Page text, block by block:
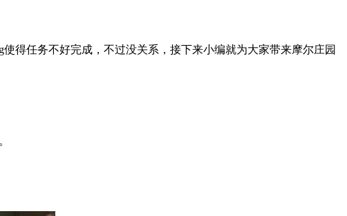
得任务不好完成，不过没关系，接下来小编就为大家带来摩尔庄园